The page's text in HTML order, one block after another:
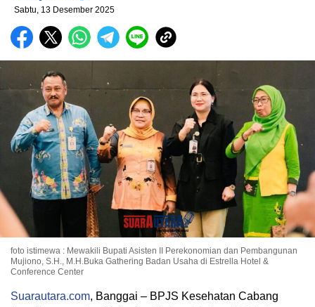
Sabtu, 13 Desember 2025
foto istimewa : Mewakili Bupati Asisten II Perekonomian dan Pembangunan
Mujiono, S.H., M.H.Buka Gathering Badan Usaha di Estrella Hotel &
Conference Center
Suarautara.com, Banggai – BPJS Kesehatan Cabang